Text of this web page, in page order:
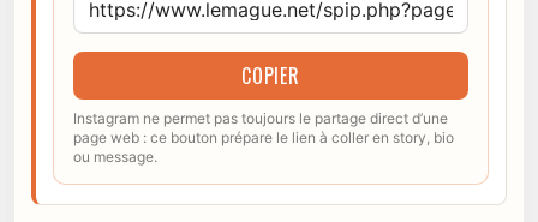
COPIER
Instagram ne permet pas toujours le partage direct d’une
page web : ce bouton prépare le lien à coller en story, bio
ou message.